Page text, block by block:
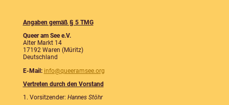
Angaben gemäß § 5 TMG
Queer am See e.V.
Alter Markt 14
17192 Waren (Müritz)
Deutschland
E-Mail: info@queeramsee.org
Vertreten durch den Vorstand
1. Vorsitzender: Hannes Stöhr